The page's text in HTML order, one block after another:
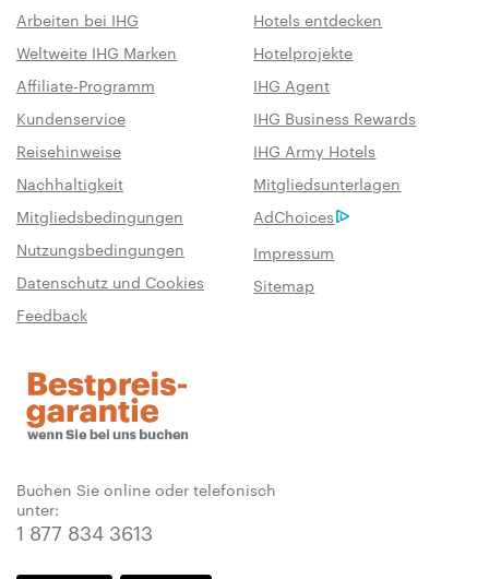
Arbeiten bei IHG
Hotels entdecken
Weltweite IHG Marken
Hotelprojekte
Affiliate-Programm
IHG Agent
Kundenservice
IHG Business Rewards
Reisehinweise
IHG Army Hotels
Nachhaltigkeit
Mitgliedsunterlagen
Mitgliedsbedingungen
AdChoices
Nutzungsbedingungen
Impressum
Datenschutz und Cookies
Sitemap
Feedback
Buchen Sie online oder telefonisch
unter:
1 877 834 3613